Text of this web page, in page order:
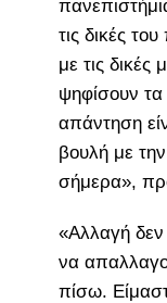
τις δικές
με τις
ψηφίσουν
απάντηση
βουλή με
σήμερα»,
«Αλλαγή δεν
να
πίσω.